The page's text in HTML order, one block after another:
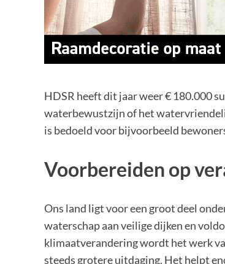
HDSR heeft dit jaar weer € 180.000
waterbewustzijn of het
is bedoeld voor bijvoorbeeld
Voorbereiden op
Ons land ligt voor een groot deel
waterschap aan veilige dijken en
klimaatverandering wordt het werk
steeds grotere uitdaging. Het helpt